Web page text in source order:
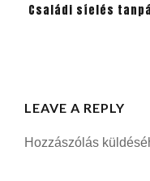
Családi síelés
LEAVE A REPLY
Hozzászólás